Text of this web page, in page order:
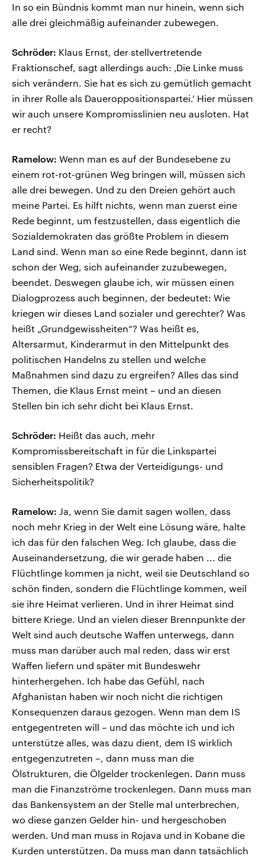
In so ein Bündnis kommt man nur hinein, wenn sich
alle drei gleichmäßig aufeinander zubewegen.
Schröder: Klaus Ernst, der stellvertretende
Fraktionschef, sagt allerdings auch: ‚Die Linke muss
sich verändern. Sie hat es sich zu gemütlich gemacht
in ihrer Rolle als Daueroppositionspartei.‘ Hier müssen
wir auch unsere Kompromisslinien neu ausloten. Hat
er recht?
Ramelow: Wenn man es auf der Bundesebene zu
einem rot-rot-grünen Weg bringen will, müssen sich
alle drei bewegen. Und zu den Dreien gehört auch
meine Partei. Es hilft nichts, wenn man zuerst eine
Rede beginnt, um festzustellen, dass eigentlich die
Sozialdemokraten das größte Problem in diesem
Land sind. Wenn man so eine Rede beginnt, dann ist
schon der Weg, sich aufeinander zuzubewegen,
beendet. Deswegen glaube ich, wir müssen einen
Dialogprozess auch beginnen, der bedeutet: Wie
kriegen wir dieses Land sozialer und gerechter? Was
heißt „Grundgewissheiten“? Was heißt es,
Altersarmut, Kinderarmut in den Mittelpunkt des
politischen Handelns zu stellen und welche
Maßnahmen sind dazu zu ergreifen? Alles das sind
Themen, die Klaus Ernst meint – und an diesen
Stellen bin ich sehr dicht bei Klaus Ernst.
Schröder: Heißt das auch, mehr
Kompromissbereitschaft in für die Linkspartei
sensiblen Fragen? Etwa der Verteidigungs- und
Sicherheitspolitik?
Ramelow: Ja, wenn Sie damit sagen wollen, dass
noch mehr Krieg in der Welt eine Lösung wäre, halte
ich das für den falschen Weg. Ich glaube, dass die
Auseinandersetzung, die wir gerade haben ... die
Flüchtlinge kommen ja nicht, weil sie Deutschland so
schön finden, sondern die Flüchtlinge kommen, weil
sie ihre Heimat verlieren. Und in ihrer Heimat sind
bittere Kriege. Und an vielen dieser Brennpunkte der
Welt sind auch deutsche Waffen unterwegs, dann
muss man darüber auch mal reden, dass wir erst
Waffen liefern und später mit Bundeswehr
hinterhergehen. Ich habe das Gefühl, nach
Afghanistan haben wir noch nicht die richtigen
Konsequenzen daraus gezogen. Wenn man dem IS
entgegentreten will – und das möchte ich und ich
unterstütze alles, was dazu dient, dem IS wirklich
entgegenzutreten –, dann muss man die
Ölstrukturen, die Ölgelder trockenlegen. Dann muss
man die Finanzströme trockenlegen. Dann muss man
das Bankensystem an der Stelle mal unterbrechen,
wo diese ganzen Gelder hin- und hergeschoben
werden. Und man muss in Rojava und in Kobane die
Kurden unterstützen. Da muss man dann tatsächlich